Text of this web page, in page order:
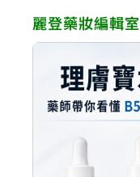
麗登藥妝編輯室